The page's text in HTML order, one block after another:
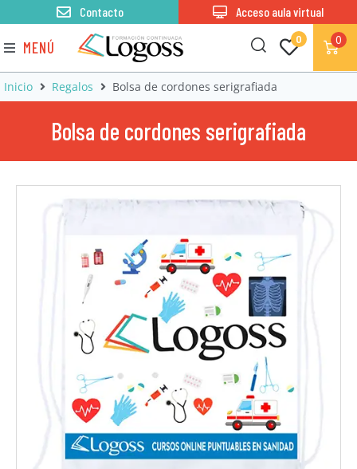
MENÚ 0 0
Contacto Acceso aula virtual
Inicio Regalos Bolsa de cordones serigrafiada
Bolsa de cordones serigrafiada